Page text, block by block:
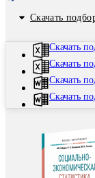
Скачать
Скачать
Скачать
Скачать
Скачать